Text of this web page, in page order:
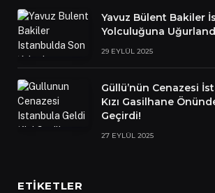
Yavuz Bülent Bakiler
Yolculuğuna
29 EYLÜL 2025
Güllü’nün Cenazesi
Kızı Gasilhane
Geçirdi!
27 EYLÜL 2025
ETIKETLER